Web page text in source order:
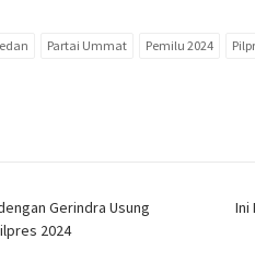
Partai Ummat Pemilu 2024
Gerindra Usung
2024
Ini